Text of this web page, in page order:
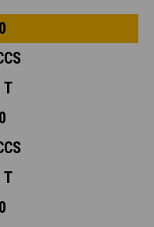
T
T